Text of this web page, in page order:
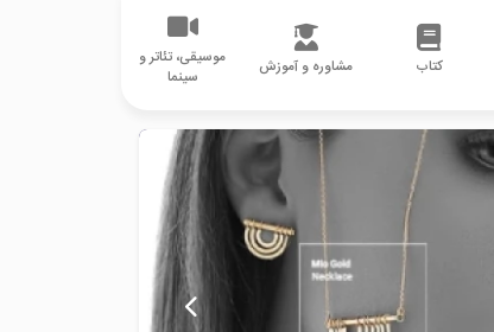
کتاب مشاوره و آموزش
موسیقی، تئاتر و
سینما